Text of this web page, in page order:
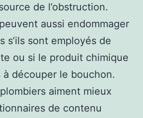
de l’obstruction.
aussi endommager
s’ils sont employés de
ou si le produit chimique
découper le bouchon.
aiment mieux
de contenu